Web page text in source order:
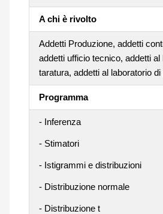
A chi è rivolto
Addetti Produzione, addetti
addetti ufficio tecnico, addetti al
taratura, addetti al laboratorio di
Programma
- Inferenza
- Stimatori
- Istigrammi e distribuzioni
- Distribuzione normale
- Distribuzione t